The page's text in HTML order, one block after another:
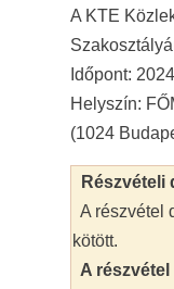
A KTE
Időpont:
Helyszín:
(1024
Részvételi
A részvétel
kötött.
A